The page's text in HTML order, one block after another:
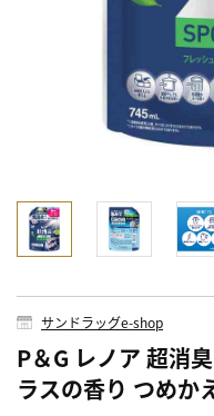
サンドラッグe-shop
P＆G レノア 超消
ラスの香り つめか